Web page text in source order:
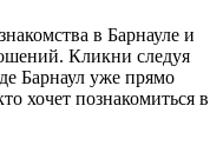
в Барнауле и
Кликни следуя
Барнаул уже прямо
хочет познакомиться в